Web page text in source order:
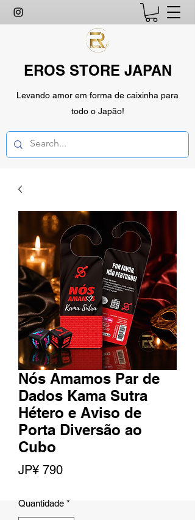
EROS STORE JAPAN
Levando amor em forma de caixinha para
todo o Japão!
Nós Amamos Par de
Dados Kama Sutra
Hétero e Aviso de
Porta Diversão ao
Cubo
JP¥ 790Preço
Quantidade *